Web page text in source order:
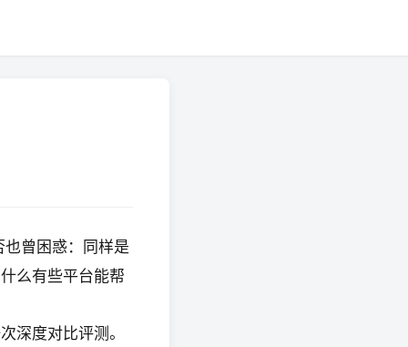
曾困惑：同样是
么有些平台能帮
深度对比评测。